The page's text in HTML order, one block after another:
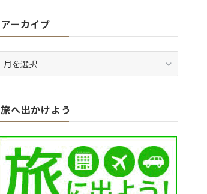
アーカイブ
ー
ブ
旅へ出かけよう